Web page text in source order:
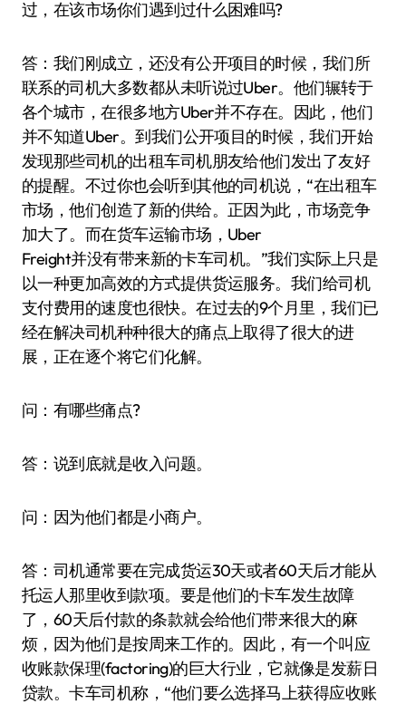
过，在该市场你们遇到过什么困难吗?
答：我们刚成立，还没有公开项目的时候，我们所
联系的司机大多数都从未听说过Uber。他们辗转于
各个城市，在很多地方Uber并不存在。因此，他们
并不知道Uber。到我们公开项目的时候，我们开始
发现那些司机的出租车司机朋友给他们发出了友好
的提醒。不过你也会听到其他的司机说，“在出租车
市场，他们创造了新的供给。正因为此，市场竞争
加大了。而在货车运输市场，Uber
Freight并没有带来新的卡车司机。”我们实际上只是
以一种更加高效的方式提供货运服务。我们给司机
支付费用的速度也很快。在过去的9个月里，我们已
经在解决司机种种很大的痛点上取得了很大的进
展，正在逐个将它们化解。
问：有哪些痛点?
答：说到底就是收入问题。
问：因为他们都是小商户。
答：司机通常要在完成货运30天或者60天后才能从
托运人那里收到款项。要是他们的卡车发生故障
了，60天后付款的条款就会给他们带来很大的麻
烦，因为他们是按周来工作的。因此，有一个叫应
收账款保理(factoring)的巨大行业，它就像是发薪日
贷款。卡车司机称，“他们要么选择马上获得应收账